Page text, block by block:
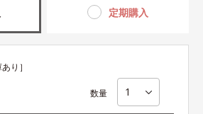
定期購入
り］
数量